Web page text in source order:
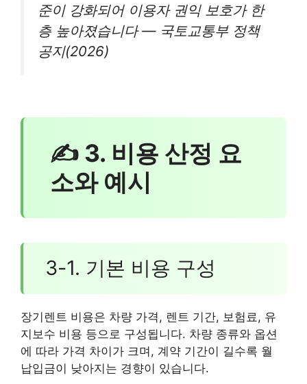
준이 강화되어 이용자 권익 보호가 한
층 높아졌습니다 — 국토교통부 정책
공지(2026)
✍ 3. 비용 산정 요
소와 예시
3-1. 기본 비용 구성
장기렌트 비용은 차량 가격, 렌트 기간, 보험료, 유
지보수 비용 등으로 구성됩니다. 차량 종류와 옵션
에 따라 가격 차이가 크며, 계약 기간이 길수록 월
납입금이 낮아지는 경향이 있습니다.